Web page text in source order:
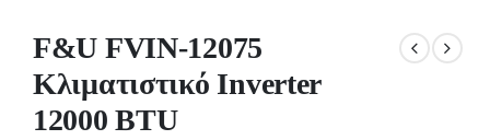
F&U FVIN-12075
Κλιματιστικό Inverter
12000 BTU